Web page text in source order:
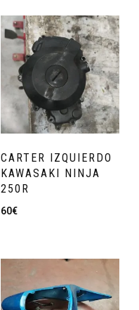
CARTER IZQUIERDO
KAWASAKI NINJA
250R
60€